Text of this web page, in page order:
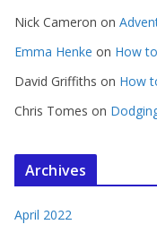
Nick Cameron on
Emma Henke on How
David Griffiths on How
Chris Tomes on
Archives
April 2022